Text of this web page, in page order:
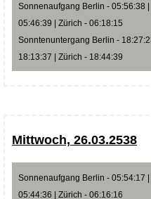
Sonnenaufgang Berlin - 05:56:38
05:46:39 | Zürich - 06:18:15
Sonntenuntergang Berlin -
18:13:37 | Zürich - 18:44:39
Mittwoch, 26.03.2538
Sonnenaufgang Berlin - 05:54:17
05:44:36 | Zürich - 06:16:16